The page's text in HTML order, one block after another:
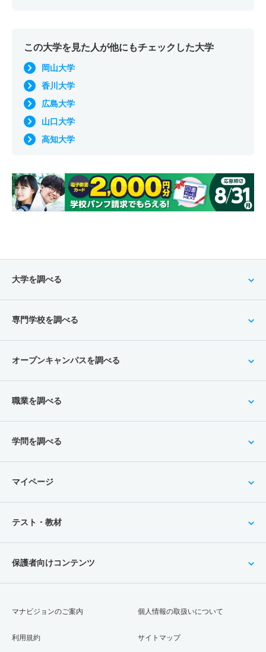
この大学を見た人が他にもチェックした大学
岡山大学
香川大学
広島大学
山口大学
高知大学
大学を調べる
専門学校を調べる
オープンキャンパスを調べる
職業を調べる
学問を調べる
マイページ
テスト・教材
保護者向けコンテンツ
マナビジョンのご案内
利用規約
個人情報の取扱いについて
サイトマップ